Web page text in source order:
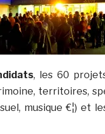
, les 60
territoires,
musique €¦) et